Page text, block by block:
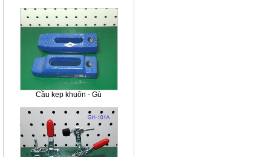
Cầu kẹp khuôn - Gù